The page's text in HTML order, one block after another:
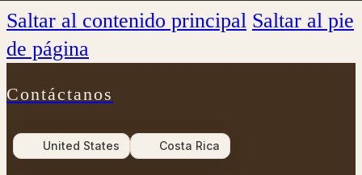
Saltar al contenido principal Saltar al pie
de página
Contáctanos
United States Costa Rica